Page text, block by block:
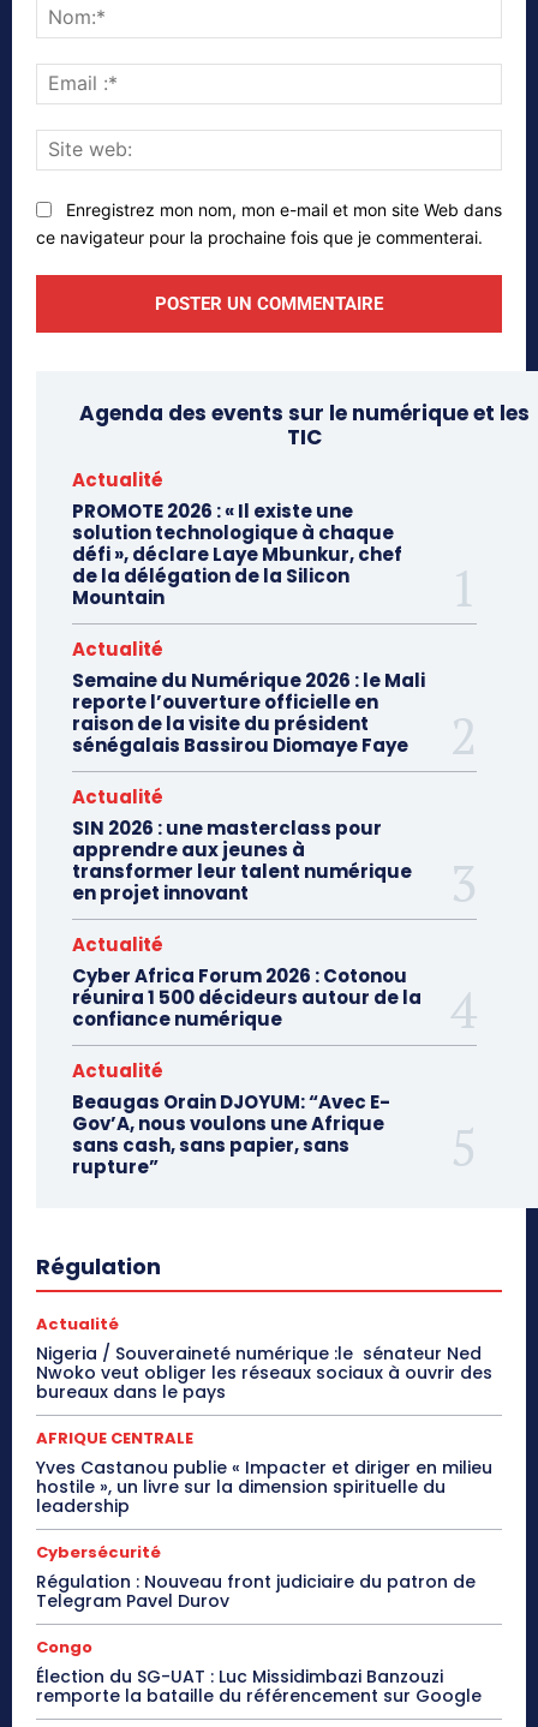
:*
web:
Enregistrez mon nom, mon e-mail et mon site Web dans
ce navigateur pour la prochaine fois que je commenterai.
Agenda des events sur le numérique et les
TIC
Actualité
PROMOTE 2026 : « Il existe une
solution technologique à chaque
défi », déclare Laye Mbunkur, chef
de la délégation de la Silicon
Mountain
Actualité
Semaine du Numérique 2026 : le Mali
reporte l’ouverture officielle en
raison de la visite du président
sénégalais Bassirou Diomaye Faye
Actualité
SIN 2026 : une masterclass pour
apprendre aux jeunes à
transformer leur talent numérique
en projet innovant
Actualité
Cyber Africa Forum 2026 : Cotonou
réunira 1 500 décideurs autour de la
confiance numérique
Actualité
Beaugas Orain DJOYUM: “Avec E-
Gov’A, nous voulons une Afrique
sans cash, sans papier, sans
rupture”
Régulation
Actualité
Nigeria / Souveraineté numérique :le sénateur Ned
Nwoko veut obliger les réseaux sociaux à ouvrir des
bureaux dans le pays
AFRIQUE CENTRALE
Yves Castanou publie « Impacter et diriger en milieu
hostile », un livre sur la dimension spirituelle du
leadership
Cybersécurité
Régulation : Nouveau front judiciaire du patron de
Telegram Pavel Durov
Congo
Élection du SG-UAT : Luc Missidimbazi Banzouzi
remporte la bataille du référencement sur Google